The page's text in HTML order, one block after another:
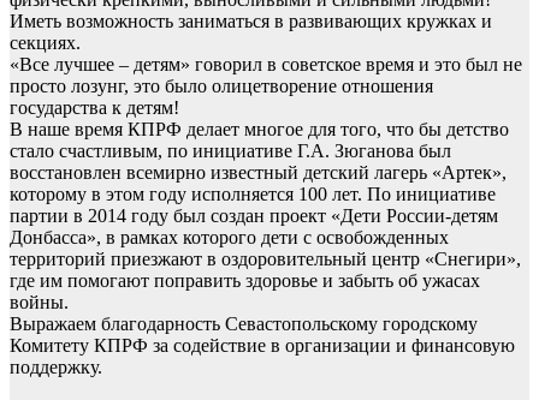
Иметь возможность заниматься в развивающих кружках и
секциях.
«Все лучшее – детям» говорил в советское время и это был не
просто лозунг, это было олицетворение отношения
государства к детям!
В наше время КПРФ делает многое для того, что бы детство
стало счастливым, по инициативе Г.А. Зюганова был
восстановлен всемирно известный детский лагерь «Артек»,
которому в этом году исполняется 100 лет. По инициативе
партии в 2014 году был создан проект «Дети России-детям
Донбасса», в рамках которого дети с освобожденных
территорий приезжают в оздоровительный центр «Снегири»,
где им помогают поправить здоровье и забыть об ужасах
войны.
Выражаем благодарность Севастопольскому городскому
Комитету КПРФ за содействие в организации и финансовую
поддержку.